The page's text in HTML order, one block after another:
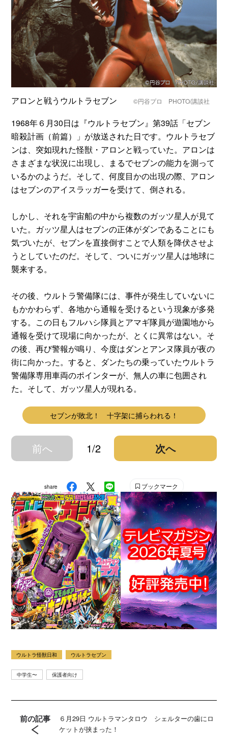
アロンと戦うウルトラセブン©円谷プロ PHOTO/講談社
1968年６月30日は『ウルトラセブン』第39話「セブン
暗殺計画（前篇）」が放送された日です。ウルトラセブ
ンは、突如現れた怪獣・アロンと戦っていた。アロンは
さまざまな状況に出現し、まるでセブンの能力を測って
いるかのようだ。そして、何度目かの出現の際、アロン
はセブンのアイスラッガーを受けて、倒される。
しかし、それを宇宙船の中から複数のガッツ星人が見て
いた。ガッツ星人はセブンの正体がダンであることにも
気づいたが、セブンを直接倒すことで人類を降伏させよ
うとしていたのだ。そして、ついにガッツ星人は地球に
襲来する。
その後、ウルトラ警備隊には、事件が発生していないに
もかかわらず、各地から通報を受けるという現象が多発
する。この日もフルハシ隊員とアマギ隊員が遊園地から
通報を受けて現場に向かったが、とくに異常はない。そ
の後、再び警報が鳴り、今度はダンとアンヌ隊員が夜の
街に向かった。すると、ダンたちの乗っていたウルトラ
警備隊専用車両のポインターが、無人の車に包囲され
た。そして、ガッツ星人が現れる。
セブンが敗北！ 十字架に捕らわれる！
前へ 1/2 次へ
share ブックマーク
ウルトラ怪獣日和 ウルトラセブン
中学生〜 保護者向け
前の記事
６月29日 ウルトラマンタロウ シェルターの歯にロ
ケットが挟まった！